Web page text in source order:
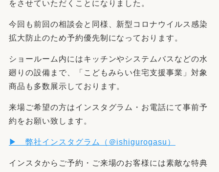
をさせていただくことになりました。
今回も前回の相談会と同様、新型コロナウイルス感染
拡大防止のため予約優先制になっております。
ショールーム内にはキッチンやシステムバスなどの水
廻りの設備まで、「こどもみらい住宅支援事業」対象
商品も多数展示しております。
来場ご希望の方はインスタグラム・お電話にて事前予
約をお願い致します。
▶ 弊社インスタグラム（＠ishigurogasu ）
インスタからご予約・ご来場のお客様には素敵な特典